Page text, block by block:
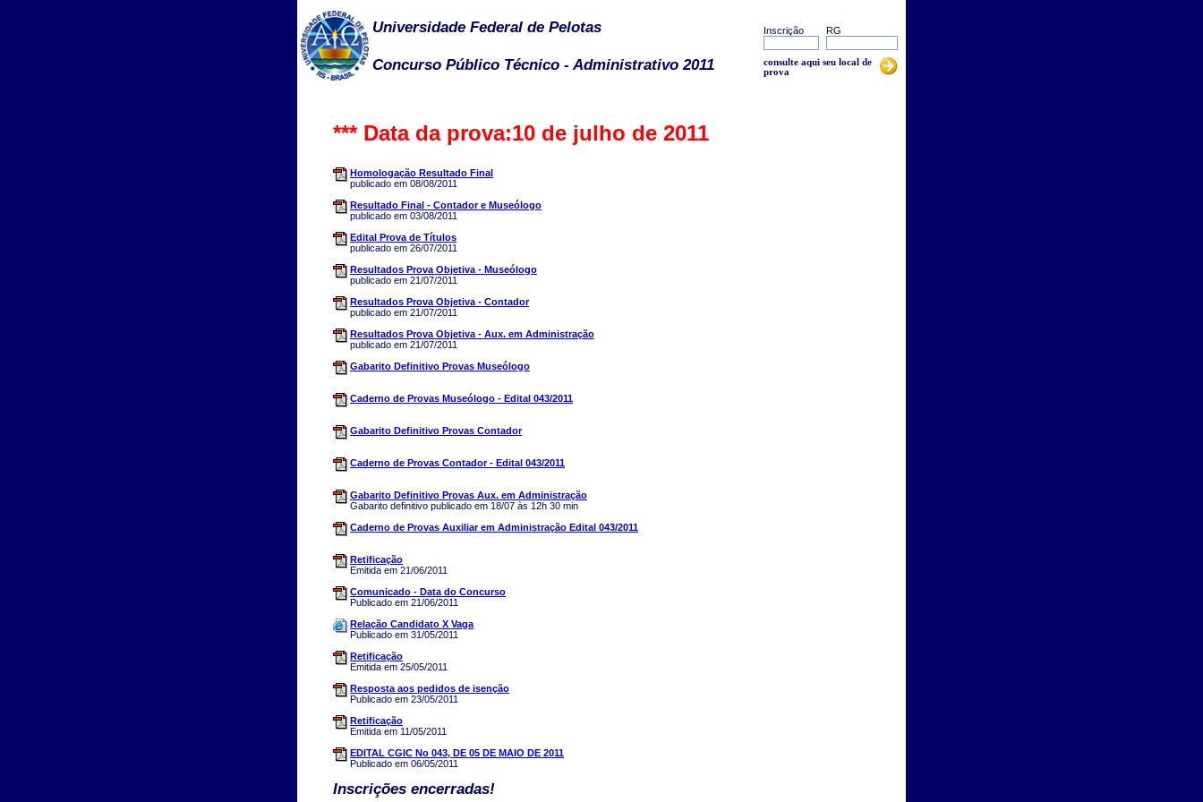
Universidade Federal de Pelotas
Concurso Público Técnico - Administrativo 2011
Inscrição RG
consulte aqui seu local de
prova
*** Data da prova:10 de julho de 2011
Homologação Resultado Final
publicado em 08/08/2011
Resultado Final - Contador e Museólogo
publicado em 03/08/2011
Edital Prova de Títulos
publicado em 26/07/2011
Resultados Prova Objetiva - Museólogo
publicado em 21/07/2011
Resultados Prova Objetiva - Contador
publicado em 21/07/2011
Resultados Prova Objetiva - Aux. em Administração
publicado em 21/07/2011
Gabarito Definitivo Provas Museólogo
Caderno de Provas Museólogo - Edital 043/2011
Gabarito Definitivo Provas Contador
Caderno de Provas Contador - Edital 043/2011
Gabarito Definitivo Provas Aux. em Administração
Gabarito definitivo publicado em 18/07 às 12h 30 min
Caderno de Provas Auxiliar em Administração Edital 043/2011
Retificação
Emitida em 21/06/2011
Comunicado - Data do Concurso
Publicado em 21/06/2011
Relação Candidato X Vaga
Publicado em 31/05/2011
Retificação
Emitida em 25/05/2011
Resposta aos pedidos de isenção
Publicado em 23/05/2011
Retificação
Emitida em 11/05/2011
EDITAL CGIC No 043, DE 05 DE MAIO DE 2011
Publicado em 06/05/2011
Inscrições encerradas!